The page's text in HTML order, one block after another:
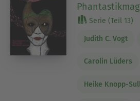
Serie (Teil 13)
Judith C. Vogt
Carolin Lüders
Heike Knopp-